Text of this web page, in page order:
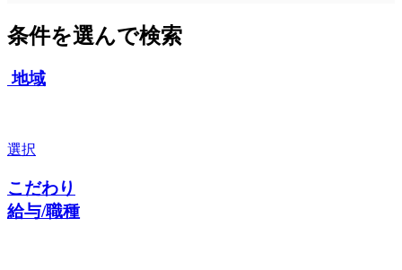
条件を選んで検索
地域
選択
こだわり
給与/職種